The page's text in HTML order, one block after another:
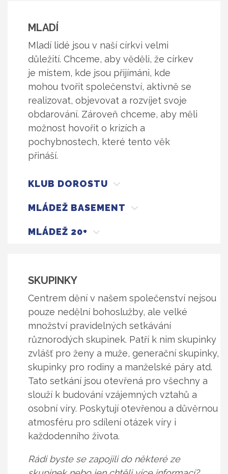
MLADÍ
Mladí lidé jsou v naší církvi velmi
důležití. Chceme, aby věděli, že církev
je místem, kde jsou přijímáni, kde
mohou tvořit společenství, aktivně se
realizovat, objevovat a rozvíjet svoje
obdarování. Zároveň chceme, aby měli
možnost hovořit o krizích a
pochybnostech, které tento věk
přináší.
KLUB DOROSTU
MLÁDEŽ BASEMENT
MLÁDEŽ 20+
SKUPINKY
Centrem dění v našem společenství nejsou
pouze nedělní bohoslužby, ale velké
množství pravidelných setkávání
různorodých skupinek. Patří k nim skupinky
zvlášť pro ženy a muže, generační skupinky,
skupinky pro rodiny a manželské páry atd.
Tato setkání jsou otevřená pro všechny a
slouží k budování vzájemných vztahů a
osobní víry. Poskytují otevřenou a důvěrnou
atmosféru pro sdílení otázek víry i
každodenního života.
Rádi byste se zapojili do některé ze